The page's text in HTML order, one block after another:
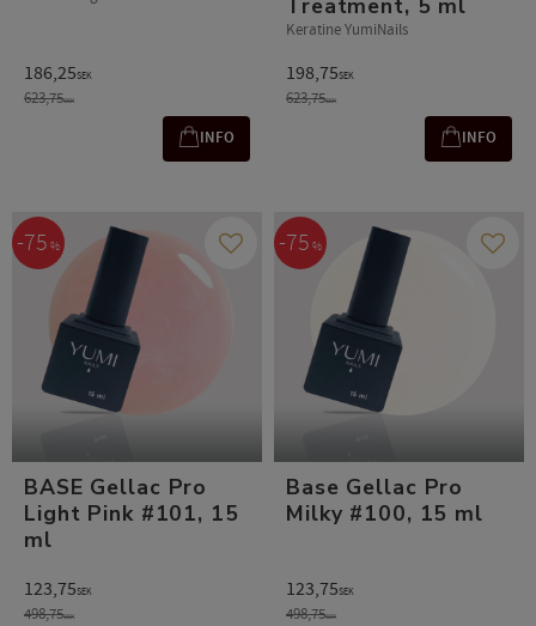
186,25SEK
623,75SEK
INFO
Treatment, 5 ml
Keratine YumiNails
198,75SEK
623,75SEK
INFO
BASE Gellac Pro
Light Pink #101, 15
ml
123,75SEK
498,75SEK
75 % Gem som favorit
Base Gellac Pro
Milky #100, 15 ml
123,75SEK
498,75SEK
75 % Gem